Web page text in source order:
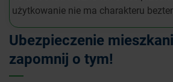
użytkowanie nie ma charakteru
Ubezpieczenie
zapomnij o tym!